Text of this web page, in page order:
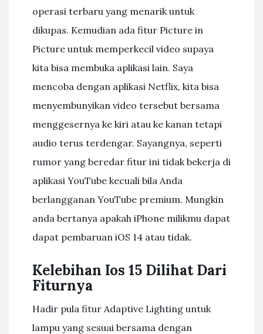
operasi terbaru yang menarik untuk
dikupas. Kemudian ada fitur Picture in
Picture untuk memperkecil video supaya
kita bisa membuka aplikasi lain. Saya
mencoba dengan aplikasi Netflix, kita bisa
menyembunyikan video tersebut bersama
menggesernya ke kiri atau ke kanan tetapi
audio terus terdengar. Sayangnya, seperti
rumor yang beredar fitur ini tidak bekerja di
aplikasi YouTube kecuali bila Anda
berlangganan YouTube premium. Mungkin
anda bertanya apakah iPhone milikmu dapat
dapat pembaruan iOS 14 atau tidak.
Kelebihan Ios 15 Dilihat Dari
Fiturnya
Hadir pula fitur Adaptive Lighting untuk
lampu yang sesuai bersama dengan